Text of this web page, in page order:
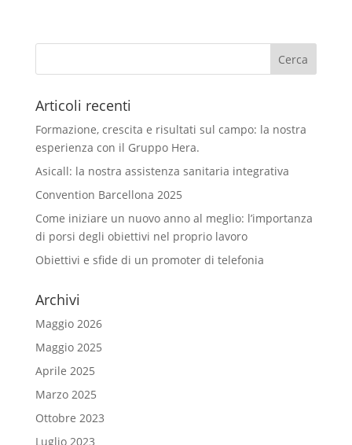
Articoli recenti
Formazione, crescita e risultati sul campo: la nostra
esperienza con il Gruppo Hera.
Asicall: la nostra assistenza sanitaria integrativa
Convention Barcellona 2025
Come iniziare un nuovo anno al meglio: l’importanza
di porsi degli obiettivi nel proprio lavoro
Obiettivi e sfide di un promoter di telefonia
Archivi
Maggio 2026
Maggio 2025
Aprile 2025
Marzo 2025
Ottobre 2023
Luglio 2023